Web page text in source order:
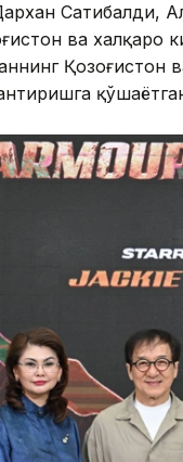
Сатибалди,
ва халқаро
Қозоғистон